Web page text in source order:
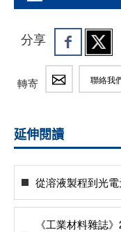
分享
轉寄 聯絡我
延伸閱讀
從溶液製程到光
《工業材料雜誌